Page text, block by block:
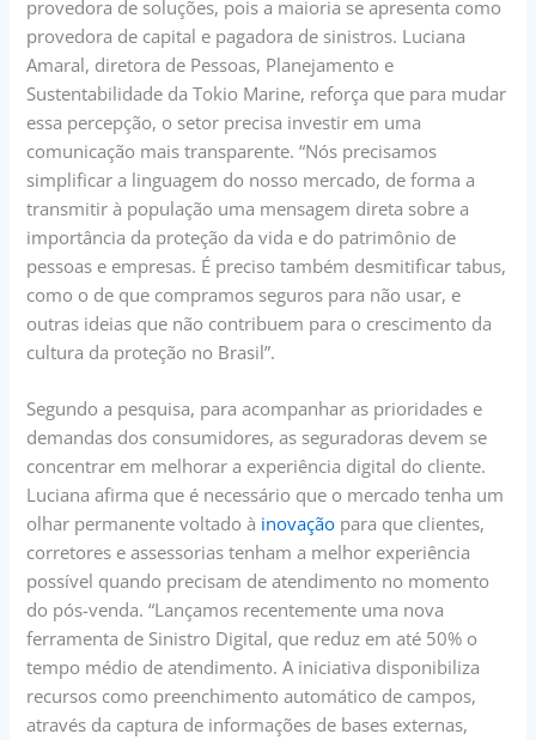
provedora de soluções, pois a maioria se apresenta como
provedora de capital e pagadora de sinistros. Luciana
Amaral, diretora de Pessoas, Planejamento e
Sustentabilidade da Tokio Marine, reforça que para mudar
essa percepção, o setor precisa investir em uma
comunicação mais transparente. “Nós precisamos
simplificar a linguagem do nosso mercado, de forma a
transmitir à população uma mensagem direta sobre a
importância da proteção da vida e do patrimônio de
pessoas e empresas. É preciso também desmitificar tabus,
como o de que compramos seguros para não usar, e
outras ideias que não contribuem para o crescimento da
cultura da proteção no Brasil”.
Segundo a pesquisa, para acompanhar as prioridades e
demandas dos consumidores, as seguradoras devem se
concentrar em melhorar a experiência digital do cliente.
Luciana afirma que é necessário que o mercado tenha um
olhar permanente voltado à inovação para que clientes,
corretores e assessorias tenham a melhor experiência
possível quando precisam de atendimento no momento
do pós-venda. “Lançamos recentemente uma nova
ferramenta de Sinistro Digital, que reduz em até 50% o
tempo médio de atendimento. A iniciativa disponibiliza
recursos como preenchimento automático de campos,
através da captura de informações de bases externas,